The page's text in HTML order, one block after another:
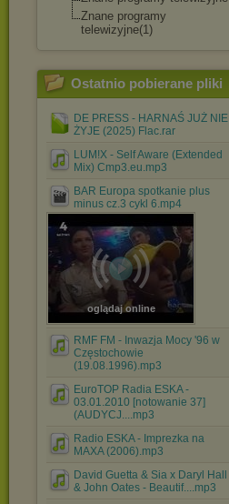
Znane programy
telewizyjne(1)
Ostatnio pobierane pliki
DE PRESS - HARNAŚ JUŻ NIE
ŻYJE (2025) Flac.rar
LUM!X - Self Aware (Extended
Mix) Cmp3.eu.mp3
BAR Europa spotkanie plus
minus cz.3 cykl 6.mp4
oglądaj online
RMF FM - Inwazja Mocy '96 w
Częstochowie
(19.08.1996).mp3
EuroTOP Radia ESKA -
03.01.2010 [notowanie 37]
(AUDYCJ....mp3
Radio ESKA - Imprezka na
MAXA (2006).mp3
David Guetta & Sia x Daryl Hall
& John Oates - Beautif....mp3